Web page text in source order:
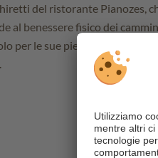
del ristorante Pianozes,
al benessere fisico dei
per le sue pietanze, ma